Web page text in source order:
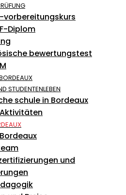
vorbereitungskurs
Diplom
bewertungstest
STUDENTENLEBEN
schule in Bordeaux
und